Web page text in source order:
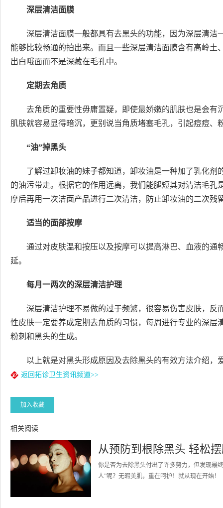
深层清洁面膜
深层清洁面膜一般都具有去黑头的功能，因为深层清
能够比较畅通的拍出来。而且一些深层清洁面膜含有高岭
出白哦面而不是深藏在毛孔中。
定期去角质
去角质的重要性毋庸置疑，即使最娇嫩的肌肤也是会
肌肤就容易显得暗沉，更别说当角质堵塞毛孔，引起痘痘、
“油”掉黑头
了解过卸妆油的妹子都知道，卸妆油是一种加了乳化
的油污带走。根据它的作用远离，我们能腿短其对清洁毛
摩后再用一次洁面产品进行二次清洁，防止卸妆油的二次残
适当的面部按摩
通过对皮肤温和按压以及按摩可以提高淋巴、血液的
延。
每月一两次的深层清洁护理
深层清洁护理不易做的过于频繁，很容易伤害皮肤，
性皮肤一定要养成定期去角质的习惯，每周进行专业的深
粉刺和黑头的生成。
以上就是对黑头形成原因及去除黑头的有效方法介绍，
返回拓诊卫生资讯频道>>
加入收藏
相关阅读
从预防到根除黑头 轻松
你是否为去除黑头付出了许多努力，但发现最
人”呢？无暇美肌，重在呵护！就从现在开始